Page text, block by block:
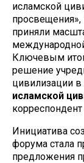
исламской
просвещения»,
приняли
Ключевым
решение
цивилизации в
исламской
Инициатива
форума стала
предложения